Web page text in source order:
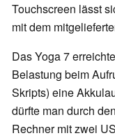
Touchscreen lässt
mit dem
Das Yoga 7
Belastung beim
Skripts) eine
dürfte man durch
Rechner mit zwei